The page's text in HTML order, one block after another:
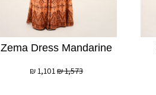
Zema Dress Mandarine
1,573
₪
1,101
₪